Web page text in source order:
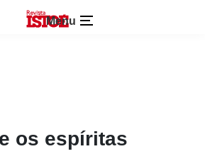
Menu
os espíritas